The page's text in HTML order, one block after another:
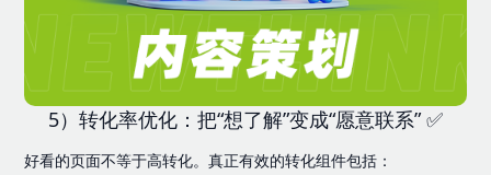
5）转化率优化：把“想了解”变成“愿意联系” ✅
好看的页面不等于高转化。真正有效的转化组件包括：